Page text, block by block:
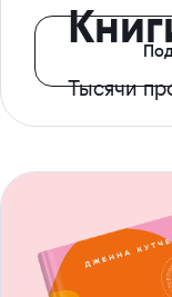
Тысячи
с